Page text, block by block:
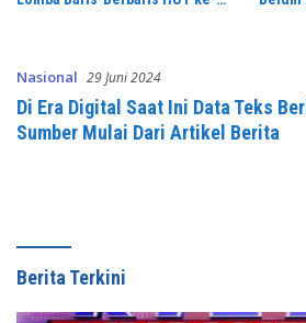
Nasional 29 Juni 2024
Di Era Digital Saat Ini Data Teks
Sumber Mulai Dari Artikel Berita
Berita Terkini